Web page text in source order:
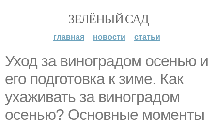
ЗЕЛЁНЫЙ САД
главная новости статьи
Уход за виноградом осенью и
его подготовка к зиме. Как
ухаживать за виноградом
осенью? Основные моменты